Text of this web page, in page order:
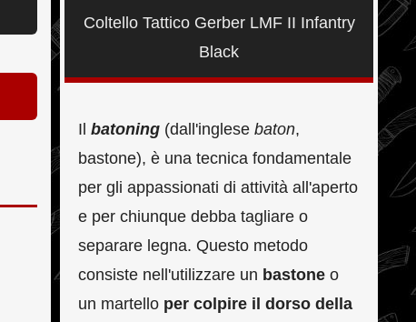
Coltello Tattico Gerber LMF II Infantry
Black
Il batoning (dall'inglese baton,
bastone), è una tecnica fondamentale
per gli appassionati di attività all'aperto
e per chiunque debba tagliare o
separare legna. Questo metodo
consiste nell'utilizzare un bastone o
un martello per colpire il dorso della